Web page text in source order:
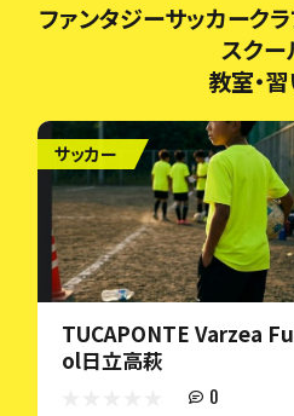
ファンタジーサッカーク
スクー
教室・
サッカー
TUCAPONTE Varzea
ol日立高萩
0